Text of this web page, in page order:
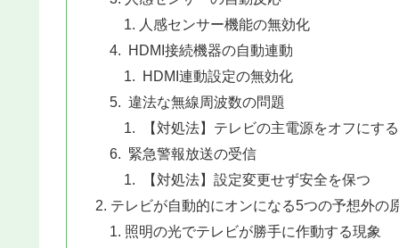
人感センサー機能の無効化
HDMI接続機器の自動連動
HDMI連動設定の無効化
違法な無線周波数の問題
【対処法】テレビの主電源をオフにする
緊急警報放送の受信
【対処法】設定変更せず安全を保つ
テレビが自動的にオンになる5つの予想外の
照明の光でテレビが勝手に作動する現象